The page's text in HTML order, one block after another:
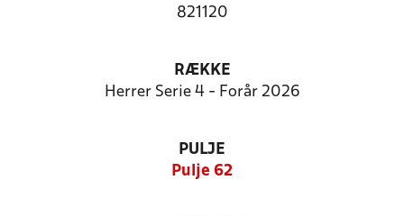
821120
RÆKKE
Herrer Serie 4 - Forår 2026
PULJE
Pulje 62